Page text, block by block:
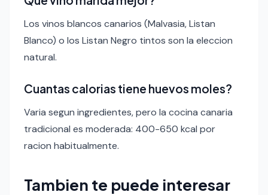
Los vinos blancos canarios (Malvasia, Listan
Blanco) o los Listan Negro tintos son la eleccion
natural.
Cuantas calorias tiene huevos moles?
Varia segun ingredientes, pero la cocina canaria
tradicional es moderada: 400-650 kcal por
racion habitualmente.
Tambien te puede interesar